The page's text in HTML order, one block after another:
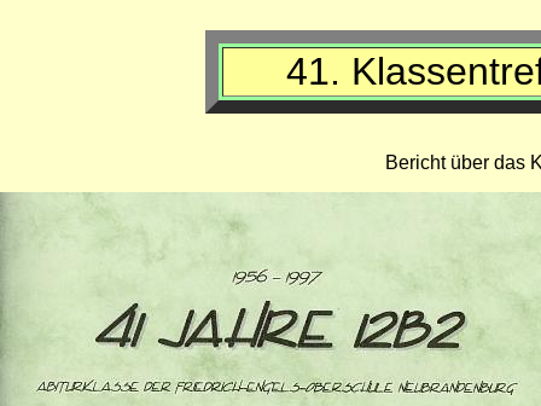
41.
Bericht über das